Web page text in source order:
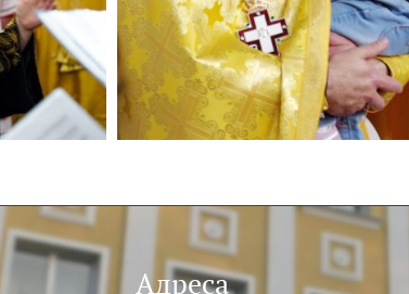
Адреса